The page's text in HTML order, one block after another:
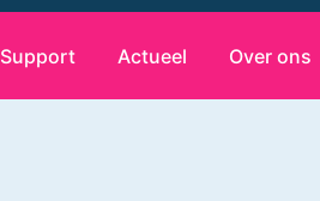
Support Actueel Over ons